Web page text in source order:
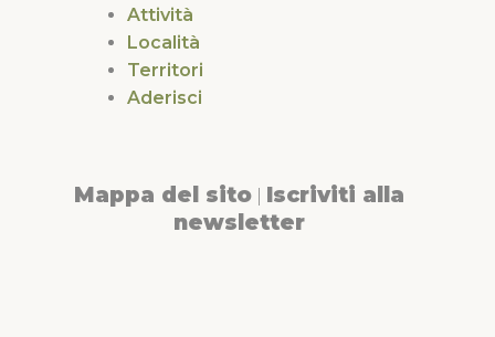
Attività
Località
Territori
Aderisci
Mappa del sito Iscriviti alla
newsletter